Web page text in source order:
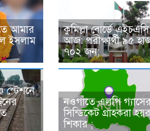
আমার
ইসলাম
কুমিল্লা বোর্ডে
আজ: পরীক্ষার্থী ৯৫
৭০২ জন;
স্টেশনে
নওগাঁতে এলপি
সিন্ডিকেট গ্রাহকরা
শিকার ;